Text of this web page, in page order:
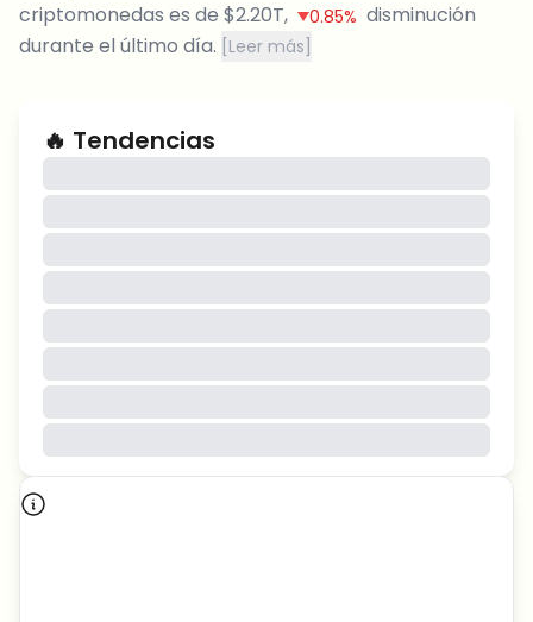
criptomonedas es de $2.20T, 0.85% disminución
durante el último día. Leer más
🔥 Tendencias